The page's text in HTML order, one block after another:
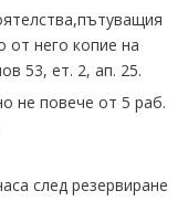
от него копие на
53, ет. 2, ап. 25.
не повече от 5 раб.
след резервиране